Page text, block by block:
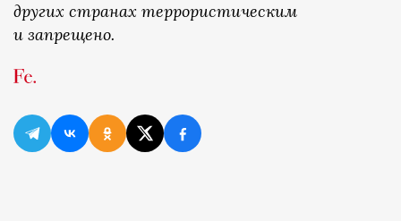
других странах террористическим
и запрещено.